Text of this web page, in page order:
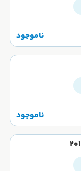
ناموجود
ناموجود